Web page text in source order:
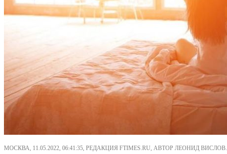
МОСКВА, 11.05.2022, 06:41:35, РЕДАКЦИЯ FTIMES.RU, АВТОР ЛЕОНИД ВИСЛОВ.